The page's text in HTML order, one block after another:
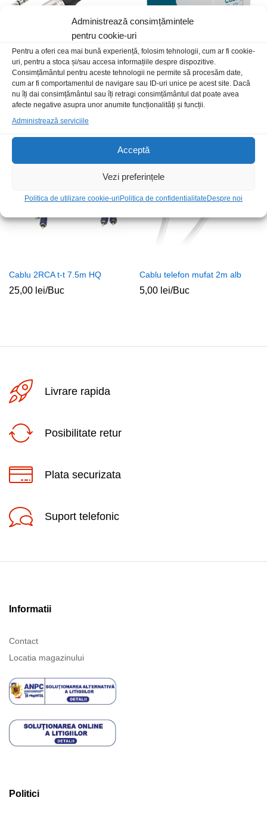
Administrează consimțămintele
pentru cookie-uri
Pentru a oferi cea mai bună experiență, folosim tehnologii, cum ar fi cookie-
uri, pentru a stoca și/sau accesa informațiile despre dispozitive.
Consimțământul pentru aceste tehnologii ne permite să procesăm date,
cum ar fi comportamentul de navigare sau ID-uri unice pe acest site. Dacă
nu îți dai consimțământul sau îți retragi consimțământul dat poate avea
afecte negative asupra unor anumite funcționalități și funcții.
Administrează serviciile
Acceptă
Vezi preferințele
Politica de utilizare cookie-uriPolitica de confidentialitateDespre noi
Cablu 6.3st-XLR t-t 2m negru
semnal Monacor
99,00lei/Buc
Cablu FTP CAT5E CCA
4x2x0.51mm Spacer
Stoc epuizat
Cablu 2RCA t-t 7.5m HQ
25,00 lei/Buc
Cablu telefon mufat 2m alb
5,00 lei/Buc
Livrare rapida
Posibilitate retur
Plata securizata
Suport telefonic
Informatii
Contact
Locatia magazinului
Politici